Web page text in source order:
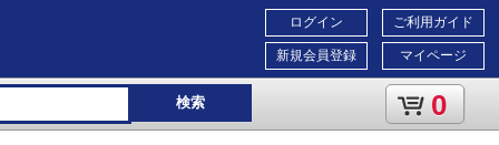
ご利用ガイド
マイページ
ログイン
新規会員登録
検索 0